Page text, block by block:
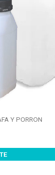
Y PORRON